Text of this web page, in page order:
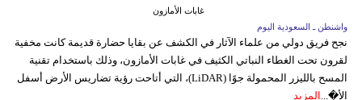
غابات الأمازون
واشنطن ـ السعودية اليوم
نجح فريق دولي من علماء الآثار في الكشف عن بقايا حضارة قديمة كانت مخفية
لقرون تحت الغطاء النباتي الكثيف في غابات الأمازون، وذلك باستخدام تقنية
المسح بالليزر المحمولة جوًا (LiDAR)، التي أتاحت رؤية تضاريس الأرض أسفل
الأ�... المزيد